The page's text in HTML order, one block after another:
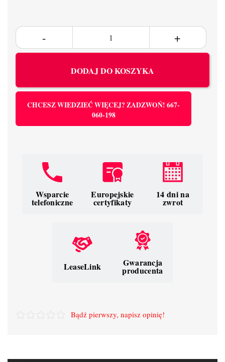
DODAJ DO KOSZYKA
CHCESZ WIEDZIEĆ WIĘCEJ? ZADZWOŃ! 667-
060-198
Wsparcie
telefoniczne
Europejskie
certyfikaty
14 dni na
zwrot
LeaseLink Gwarancja
producenta
Bądź pierwszy, napisz opinię!